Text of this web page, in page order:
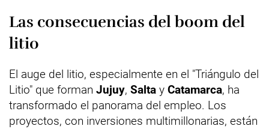
Las consecuencias del boom del
litio
El auge del litio, especialmente en el "Triángulo del
Litio" que forman Jujuy, Salta y Catamarca, ha
transformado el panorama del empleo. Los
proyectos, con inversiones multimillonarias, están